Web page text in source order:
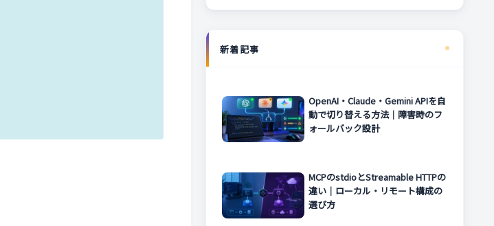
新着記事
OpenAI・Claude・Gemini APIを自
動で切り替える方法｜障害時のフ
ォールバック設計
MCPのstdioとStreamable HTTPの
違い｜ローカル・リモート構成の
選び方